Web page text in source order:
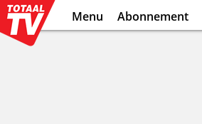
Menu Abonnement